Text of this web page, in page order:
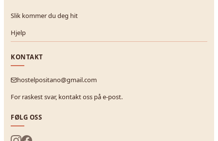
Slik kommer du deg hit
Hjelp
KONTAKT
hostelpositano@gmail.com
For raskest svar, kontakt oss på e-post.
FØLG OSS